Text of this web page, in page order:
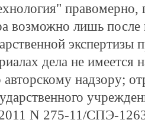
правомерно,
возможно лишь
экспертизы
дела не имеется
авторскому надзору;
N 275-11/СПЭ-